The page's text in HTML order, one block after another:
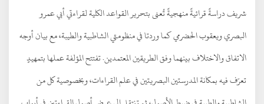
شريف دراسةً قرائيةً منهجيةً تُعنى بتحرير القواعد الكلية لقراءتي أبي عمرو
البصري ويعقوب الحضرمي كما وردتا في منظومتي الشاطبية والطيبة، مع بيان أوجه
الاتفاق والاختلاف بينهما وفق الطريقين المعتمدين. تفتتح المؤلفة عملها بتمهيدٍ
تعرّف فيه بمكانة المدرستين البصريتين في علم القراءات، وبخصوصية كل من